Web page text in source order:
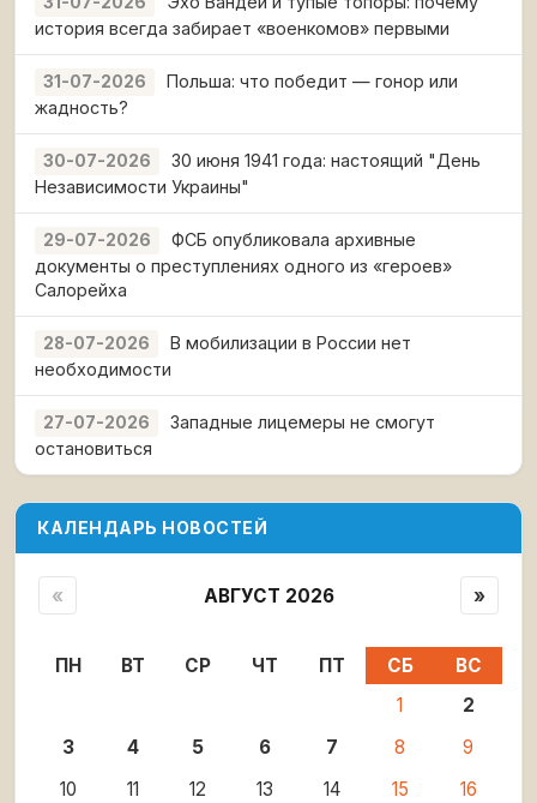
история всегда забирает «военкомов» первыми
31-07-2026
Польша: что победит — гонор или
жадность?
30-07-2026
30 июня 1941 года: настоящий "День
Независимости Украины"
29-07-2026
ФСБ опубликовала архивные
документы о преступлениях одного из «героев»
Салорейха
28-07-2026
В мобилизации в России нет
необходимости
27-07-2026
Западные лицемеры не смогут
остановиться
КАЛЕНДАРЬ НОВОСТЕЙ
« АВГУСТ 2026 »
ПН ВТ СР ЧТ ПТ СБ
ВС
1
2
3
4 5 6 7 8
9
10
11 12 13 14 15
16